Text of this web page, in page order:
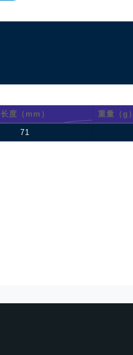
长度（mm） 重量（g）
71